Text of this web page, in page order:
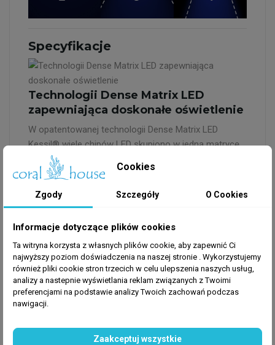
Specyfikacje
Technologii Dense Matrix LED
zapewniająca doskonałe oświetlenie
W opatentowanej technologii Dense Matrix LED
Kessil® wiele chipów LED skupiono w jedną matrycę,
tworząc źródło silnego i przenikliwego światła o
szerokim zasięgu. Maksymalna penetracja może
osiągnąć do 75 cm (30") od powierzchni wody dla
większości raf i nie wywołują powstawania cieni.
zastosowanie ustawiając kilka lamp blisko siebie.
Kessil® Logic™
Kessil® Logic™ utrzymuje stałą intensywność, a tym
samym stały wzrost koralowców i roślin w całym
zakresie widma (od 10 000 K do aktynicznego dla
Tuna Blue, 6 000 do 9 000 K dla Tuna Sun).
Cookies
Zgody Szczegóły O Cookies
Informacje dotyczące plików cookies
Ta witryna korzysta z własnych plików cookie, aby zapewnić Ci
najwyższy poziom doświadczenia na naszej stronie . Wykorzystujemy
również pliki cookie stron trzecich w celu ulepszenia naszych usług,
analizy a nastepnie wyświetlania reklam związanych z Twoimi
preferencjami na podstawie analizy Twoich zachowań podczas
nawigacji.
Zaakceptuj wszystkie